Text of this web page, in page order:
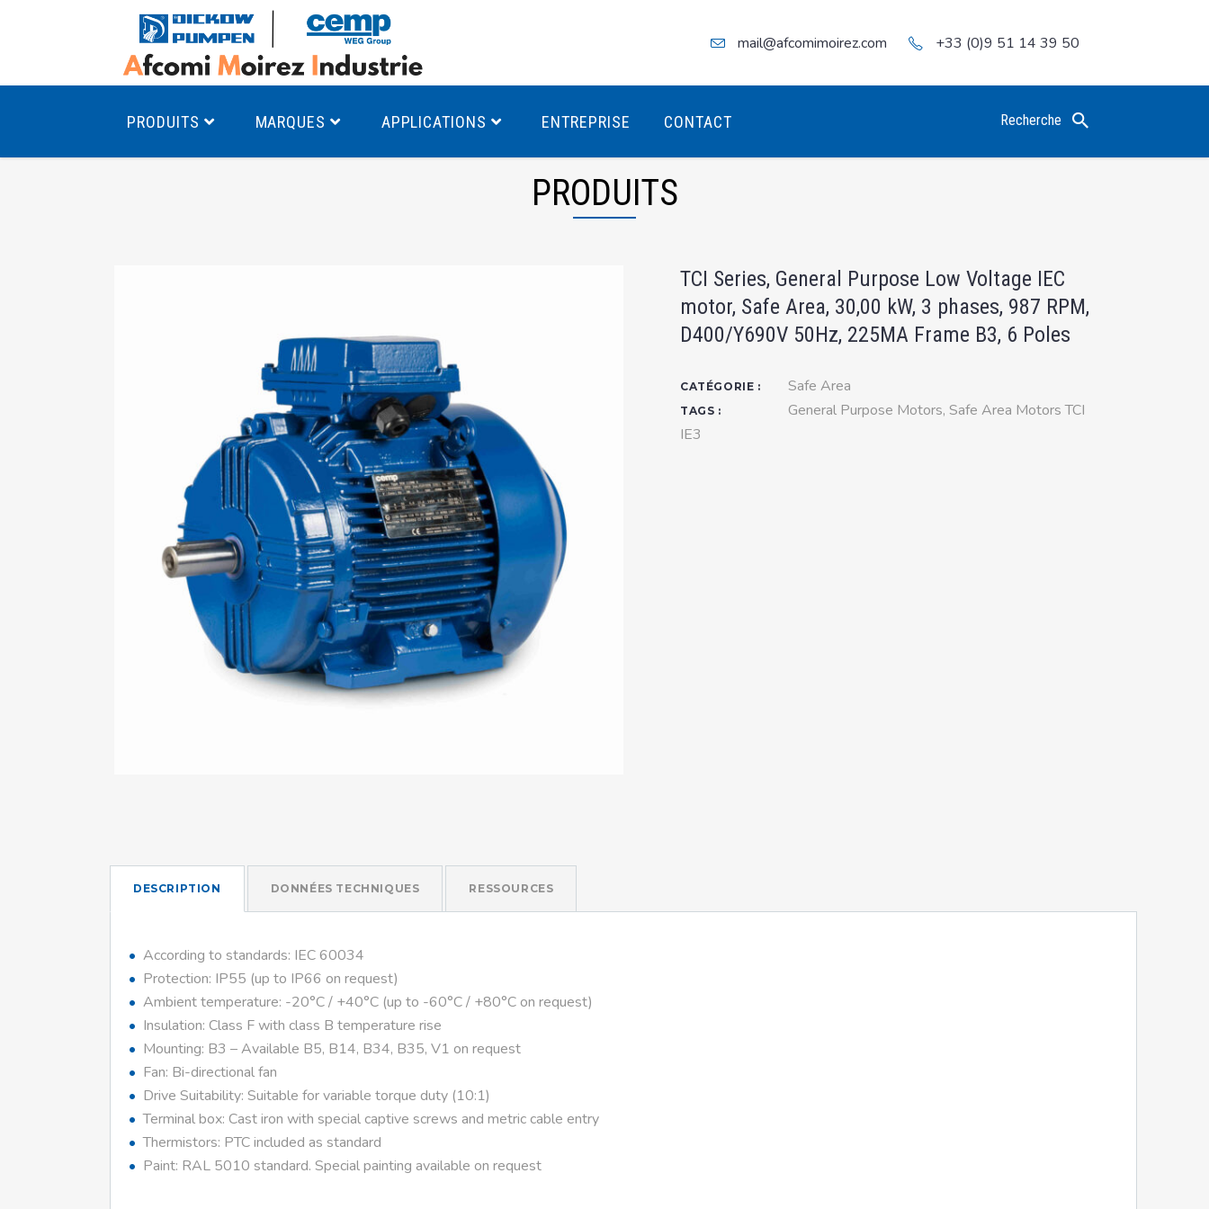
mail@afcomimoirez.com +33 (0)9 51 14 39 50
PRODUITS
Moteurs Antidéflagrants ÉCO T4
Moteurs Antidéflagrants ÉCO T3
Moteurs standards (non
Antidéflagrants)
Moteurs Antidéflagrants NEMA
(Normes Américaines)
MARQUES APPLICATIONS ENTREPRISE CONTACT Recherche
PRODUITS
TCI Series, General Purpose Low Voltage IEC
motor, Safe Area, 30,00 kW, 3 phases, 987 RPM,
D400/Y690V 50Hz, 225MA Frame B3, 6 Poles
CATÉGORIE : Safe Area
TAGS : General Purpose Motors, Safe Area Motors TCI
IE3
DESCRIPTION DONNÉES TECHNIQUES RESSOURCES
According to standards: IEC 60034
Protection: IP55 (up to IP66 on request)
Ambient temperature: -20°C / +40°C (up to -60°C / +80°C on request)
Insulation: Class F with class B temperature rise
Mounting: B3 – Available B5, B14, B34, B35, V1 on request
Fan: Bi-directional fan
Drive Suitability: Suitable for variable torque duty (10:1)
Terminal box: Cast iron with special captive screws and metric cable entry
Thermistors: PTC included as standard
Paint: RAL 5010 standard. Special painting available on request